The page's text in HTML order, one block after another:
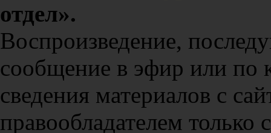
отдел».
Воспроизведение,
сообщение в эфир или по
сведения материалов с
правообладателем только